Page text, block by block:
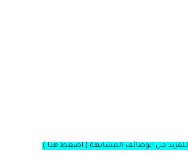
للمزيد من الوظائف المشابهة ( اضغط هنا )